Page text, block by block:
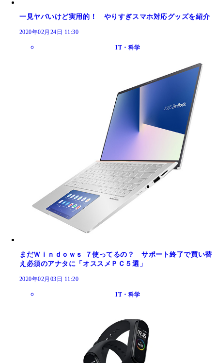
一見ヤバいけど実用的！ やりすぎスマホ対応グッズを紹介
2020年02月24日 11:30
IT・科学
まだＷｉｎｄｏｗｓ ７使ってるの？ サポート終了で買い替
え必須のアナタに「オススメＰＣ５選」
2020年02月03日 11:20
IT・科学